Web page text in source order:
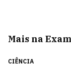
Mais na
CIÊNCIA